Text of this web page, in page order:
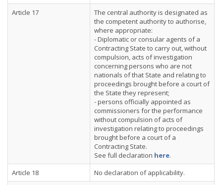
Article 17
The central authority is designated as
the competent authority to authorise,
where appropriate:
- Diplomatic or consular agents of a
Contracting State to carry out, without
compulsion, acts of investigation
concerning persons who are not
nationals of that State and relating to
proceedings brought before a court of
the State they represent;
- persons officially appointed as
commissioners for the performance
without compulsion of acts of
investigation relating to proceedings
brought before a court of a
Contracting State.
See full declaration here.
Article 18
No declaration of applicability.